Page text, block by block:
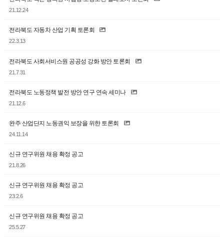
21.12.24
전라북도 자동차 산업 기획 토론회
22.3.13
전라북도 사회서비스원 공공성 강화 방안 토론회
21.7.31
전라북도 노동정책 발전 방안 연구 연속 세미나
21.12.6
완주 산업단지 노동권익 보장을 위한 토론회
24.11.14
신규 연구위원 채용 확정 공고
21.8.26
신규 연구위원 채용 확정 공고
23.2.6
신규 연구위원 채용 확정 공고
25.5.27